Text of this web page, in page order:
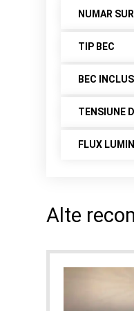
NUMAR
TIP BEC
BEC INCLUS
TENSIUNE
FLUX
Alte